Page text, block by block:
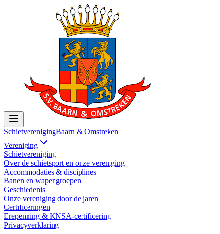
SchietverenigingBaarn & Omstreken
Vereniging
Schietvereniging
Over de schietsport en onze vereniging
Accommodaties & disciplines
Banen en wapengroepen
Geschiedenis
Onze vereniging door de jaren
Certificeringen
Erepenning & KNSA-certificering
Privacyverklaring